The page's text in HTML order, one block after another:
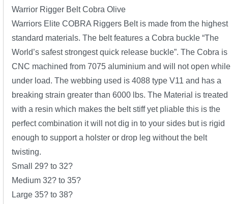
Warrior Rigger Belt Cobra Olive
Warriors Elite COBRA Riggers Belt is made from the highest
standard materials. The belt features a Cobra buckle “The
World’s safest strongest quick release buckle”. The Cobra is
CNC machined from 7075 aluminium and will not open while
under load. The webbing used is 4088 type V11 and has a
breaking strain greater than 6000 lbs. The Material is treated
with a resin which makes the belt stiff yet pliable this is the
perfect combination it will not dig in to your sides but is rigid
enough to support a holster or drop leg without the belt
twisting.
Small 29? to 32?
Medium 32? to 35?
Large 35? to 38?